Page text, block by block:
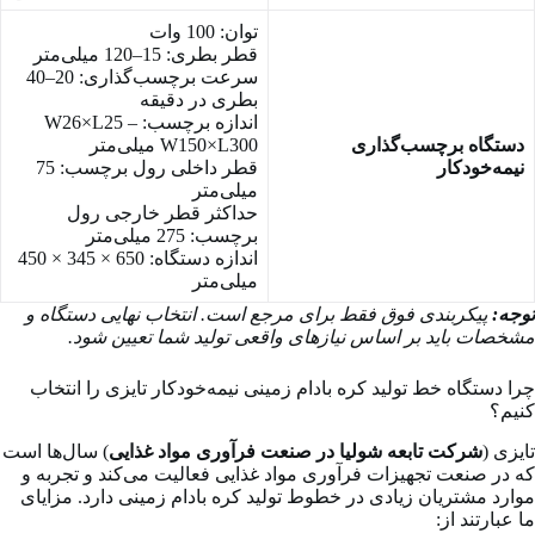
دستگاه برچسب‌گذاری
نیمه‌خودکار
توان: 100 وات
قطر بطری: 15–120 میلی‌متر
سرعت برچسب‌گذاری: 20–40
بطری در دقیقه
اندازه برچسب: W26×L25 –
W150×L300 میلی‌متر
قطر داخلی رول برچسب: 75
میلی‌متر
حداکثر قطر خارجی رول
برچسب: 275 میلی‌متر
اندازه دستگاه: 650 × 345 × 450
میلی‌متر
توجه:پیکربندی فوق فقط برای مرجع است. انتخاب نهایی دستگاه و
مشخصات باید بر اساس نیازهای واقعی تولید شما تعیین شود.
چرا دستگاه خط تولید کره بادام زمینی نیمه‌خودکار تایزی را انتخاب
کنیم؟
تایزی (شرکت تابعه شولیا در صنعت فرآوری مواد غذایی) سال‌ها است
که در صنعت تجهیزات فرآوری مواد غذایی فعالیت می‌کند و تجربه و
موارد مشتریان زیادی در خطوط تولید کره بادام زمینی دارد. مزایای
ما عبارتند از: